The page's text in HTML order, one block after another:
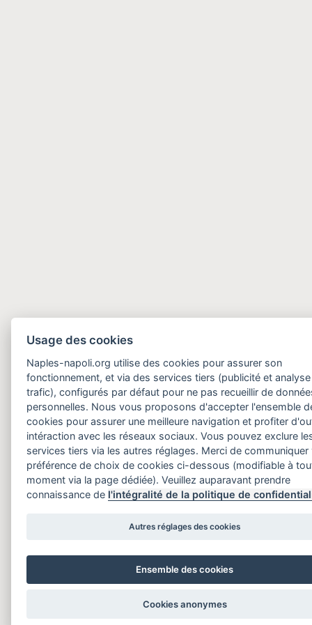
Usage des cookies
Naples-napoli.org utilise des cookies pour assurer son
fonctionnement, et via des services tiers (publicité et
trafic), configurés par défaut pour ne pas recueillir de
personnelles. Nous vous proposons d'accepter l'ensemble
cookies pour assurer une meilleure navigation et profiter
intéraction avec les réseaux sociaux. Vous pouvez exclure
services tiers via les autres réglages. Merci de communiquer
préférence de choix de cookies ci-dessous (modifiable à
moment via la page dédiée). Veuillez auparavant prendre
connaissance de l'intégralité de la politique de
Autres réglages des cookies
Ensemble des cookies
Cookies anonymes